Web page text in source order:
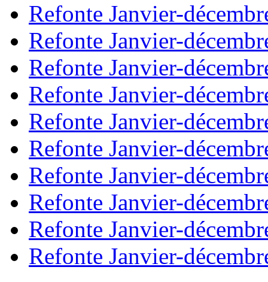
Refonte Janvier-
Refonte Janvier-
Refonte Janvier-
Refonte Janvier-
Refonte Janvier-
Refonte Janvier-
Refonte Janvier-
Refonte Janvier-
Refonte Janvier-
Refonte Janvier-